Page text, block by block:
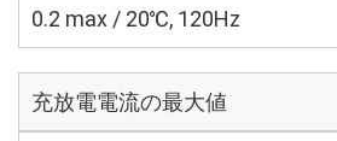
0.2 max / 20℃, 120Hz
充放電電流の最大値